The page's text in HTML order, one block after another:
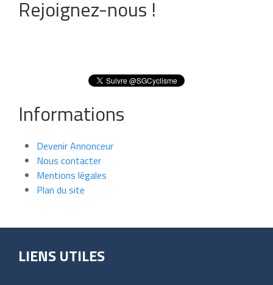
Rejoignez-nous !
Informations
Devenir Annonceur
Nous contacter
Mentions légales
Plan du site
LIENS UTILES